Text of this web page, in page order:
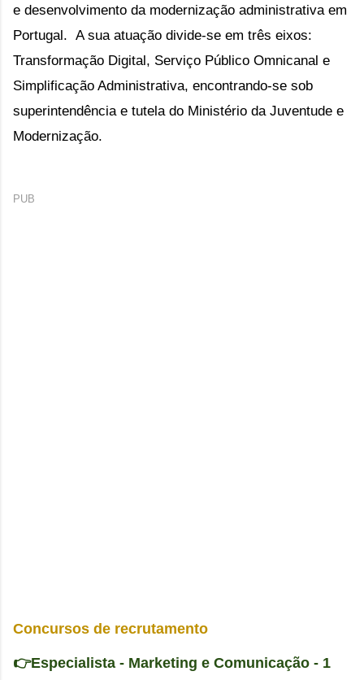
e desenvolvimento da modernização administrativa em
Portugal. A sua atuação divide-se em três eixos:
Transformação Digital, Serviço Público Omnicanal e
Simplificação Administrativa, encontrando-se sob
superintendência e tutela do Ministério da Juventude e
Modernização.
PUB
Concursos de recrutamento
👉Especialista - Marketing e Comunicação - 1